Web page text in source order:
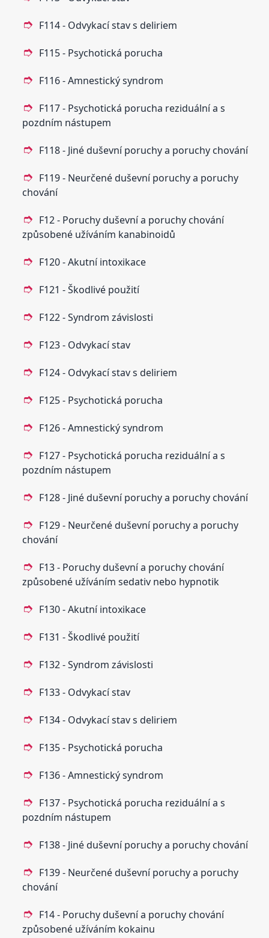
F114 - Odvykací stav s deliriem
F115 - Psychotická porucha
F116 - Amnestický syndrom
F117 - Psychotická porucha reziduální a s
pozdním nástupem
F118 - Jiné duševní poruchy a poruchy chování
F119 - Neurčené duševní poruchy a poruchy
chování
F12 - Poruchy duševní a poruchy chování
způsobené užíváním kanabinoidů
F120 - Akutní intoxikace
F121 - Škodlivé použití
F122 - Syndrom závislosti
F123 - Odvykací stav
F124 - Odvykací stav s deliriem
F125 - Psychotická porucha
F126 - Amnestický syndrom
F127 - Psychotická porucha reziduální a s
pozdním nástupem
F128 - Jiné duševní poruchy a poruchy chování
F129 - Neurčené duševní poruchy a poruchy
chování
F13 - Poruchy duševní a poruchy chování
způsobené užíváním sedativ nebo hypnotik
F130 - Akutní intoxikace
F131 - Škodlivé použití
F132 - Syndrom závislosti
F133 - Odvykací stav
F134 - Odvykací stav s deliriem
F135 - Psychotická porucha
F136 - Amnestický syndrom
F137 - Psychotická porucha reziduální a s
pozdním nástupem
F138 - Jiné duševní poruchy a poruchy chování
F139 - Neurčené duševní poruchy a poruchy
chování
F14 - Poruchy duševní a poruchy chování
způsobené užíváním kokainu